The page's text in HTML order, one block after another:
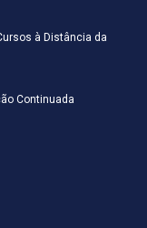
à Distância da
Continuada